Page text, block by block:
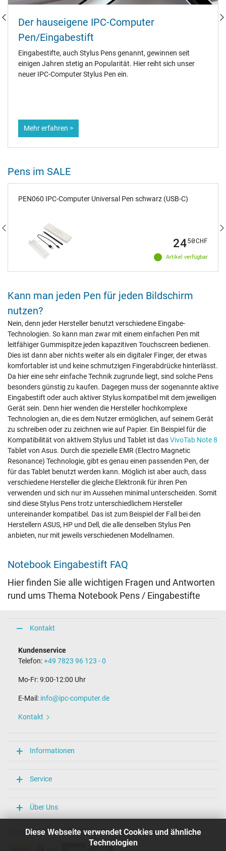
Diese Webseite verwendet Cookies und ähnliche
Technologien
Der hauseigene IPC-Computer
Pen/Eingabestift
Eingabestifte, auch Stylus Pens genannt, gewinnen seit
einigen Jahren stetig an Popularität. Hier reiht sich unser
neuer IPC-Computer Stylus Pen ein.
Mehr erfahren >
Pens im SALE
PEN060 IPC-Computer Universal Pen schwarz (USB-C)
Artikel verfügbar
2450CHF
Kann man jeden Pen für jeden Bildschirm
nutzen?
Nein, denn jeder Hersteller benutzt verschiedene Eingabe-
Technologien. So kann man zwar mit einem einfachen Pen mit
leitfähiger Gummispitze jeden kapazitiven Touchscreen bedienen.
Dies ist dann aber nichts weiter als ein digitaler Finger, der etwas
komfortabler ist und keine schmutzigen Fingerabdrücke hinterlässt.
Da hier eine sehr einfache Technik zugrunde liegt, sind solche Pens
besonders günstig zu kaufen. Dagegen muss der sogenannte aktive
Eingabestift oder auch aktiver Stylus kompatibel mit dem jeweiligen
Gerät sein. Denn hier wenden die Hersteller hochkomplexe
Technologien an, die es dem Nutzer ermöglichen, auf seinem Gerät
zu schreiben oder zu zeichnen wie auf Papier. Ein Beispiel für die
Kompatibilität von aktivem Stylus und Tablet ist dasVivoTab Note 8
Tablet von Asus. Durch die spezielle EMR (Electro Magnetic
Resonance) Technologie, gibt es genau einen passenden Pen, der
für das Tablet benutzt werden kann. Möglich ist aber auch, dass
verschiedene Hersteller die gleiche Elektronik für ihren Pen
verwenden und sich nur im Aussehen minimal unterscheiden. Somit
sind diese Stylus Pens trotz unterschiedlichem Hersteller
untereinander kompatibel. Das ist zum Beispiel der Fall bei den
Herstellern ASUS, HP und Dell, die alle denselben Stylus Pen
anbieten, nur mit jeweils verschiedenen Modellnamen.
Notebook Eingabestift FAQ
Hier finden Sie alle wichtigen Fragen und Antworten
rund ums Thema Notebook Pens / Eingabestifte
Kontakt
Kundenservice
Telefon:+49 7823 96 123 - 0
Mo-Fr: 9:00-12:00 Uhr
E-Mail: info@ipc-computer.de
Kontakt
Informationen
Service
Über Uns
Unsere Versandarten